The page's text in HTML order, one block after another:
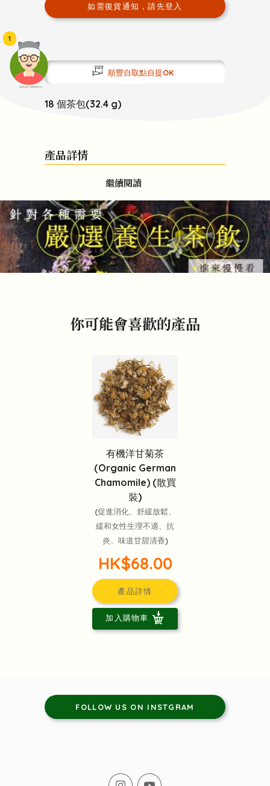
頭像生成器: 快樂家庭網上店
1
如需復貨通知，請先登入
順豐自取點自提OK
18 個茶包(32.4 g)
產品詳情
繼續閱讀
你可能會喜歡的產品
有機洋甘菊茶
(Organic German
Chamomile) (散買
裝)
(促進消化、舒緩放鬆、
緩和女性生理不適、抗
炎、味道甘甜清香)
HK$68.00
產品詳情
加入購物車
FOLLOW US ON INSTGRAM